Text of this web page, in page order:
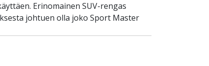
Erinomainen SUV-rengas
johtuen olla joko Sport Master